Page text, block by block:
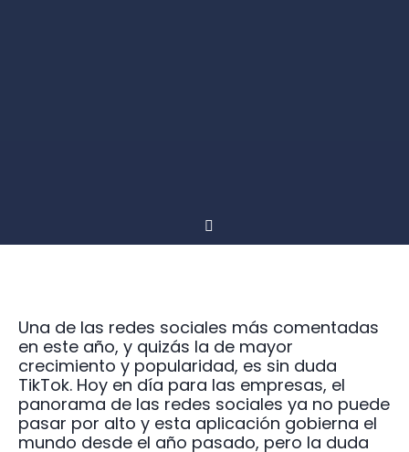
Una de las redes sociales más comentadas
en este año, y quizás la de mayor
crecimiento y popularidad, es sin duda
TikTok. Hoy en día para las empresas, el
panorama de las redes sociales ya no puede
pasar por alto y esta aplicación gobierna el
mundo desde el año pasado, pero la duda